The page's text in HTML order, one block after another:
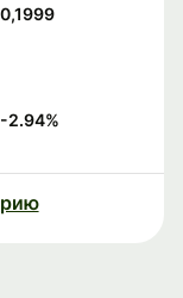
0,1999
-2.94%